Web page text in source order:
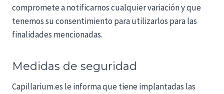
compromete a notificarnos cualquier variación y que
tenemos su consentimiento para utilizarlos para las
finalidades mencionadas.
Medidas de seguridad
Capillarium.es le informa que tiene implantadas las